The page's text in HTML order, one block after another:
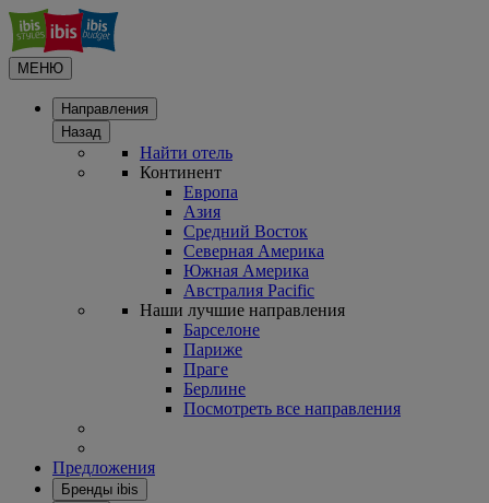
МЕНЮ
Направления
Назад
Найти отель
Континент
Европа
Азия
Средний Восток
Северная Америка
Южная Америка
Австралия Pacific
Наши лучшие направления
Барселоне
Париже
Праге
Берлине
Посмотреть все направления
Предложения
Бренды ibis